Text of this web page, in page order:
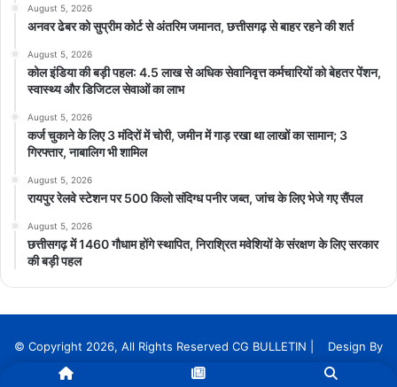
August 5, 2026
अनवर ढेबर को सुप्रीम कोर्ट से अंतरिम जमानत, छत्तीसगढ़ से बाहर रहने की शर्त
August 5, 2026
कोल इंडिया की बड़ी पहल: 4.5 लाख से अधिक सेवानिवृत्त कर्मचारियों को बेहतर पेंशन,
स्वास्थ्य और डिजिटल सेवाओं का लाभ
August 5, 2026
कर्ज चुकाने के लिए 3 मंदिरों में चोरी, जमीन में गाड़ रखा था लाखों का सामान; 3
गिरफ्तार, नाबालिग भी शामिल
August 5, 2026
रायपुर रेलवे स्टेशन पर 500 किलो संदिग्ध पनीर जब्त, जांच के लिए भेजे गए सैंपल
August 5, 2026
छत्तीसगढ़ में 1460 गौधाम होंगे स्थापित, निराश्रित मवेशियों के संरक्षण के लिए सरकार
की बड़ी पहल
© Copyright 2026, All Rights Reserved CG BULLETIN | Design By
InnoTech Solution Services